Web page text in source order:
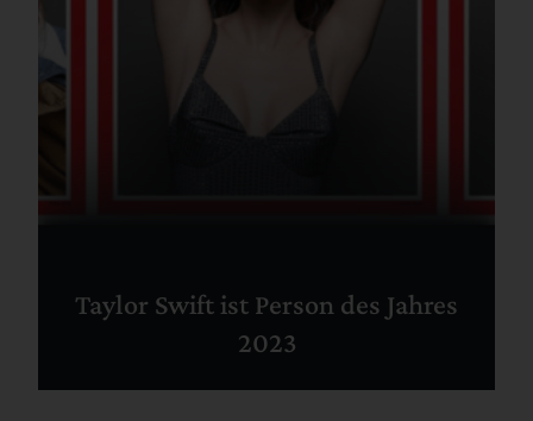
Taylor Swift ist Person des Jahres
2023